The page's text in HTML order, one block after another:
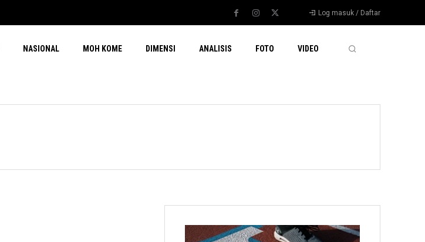
Log masuk / Daftar
NASIONAL MOH KOME DIMENSI ANALISIS FOTO VIDEO